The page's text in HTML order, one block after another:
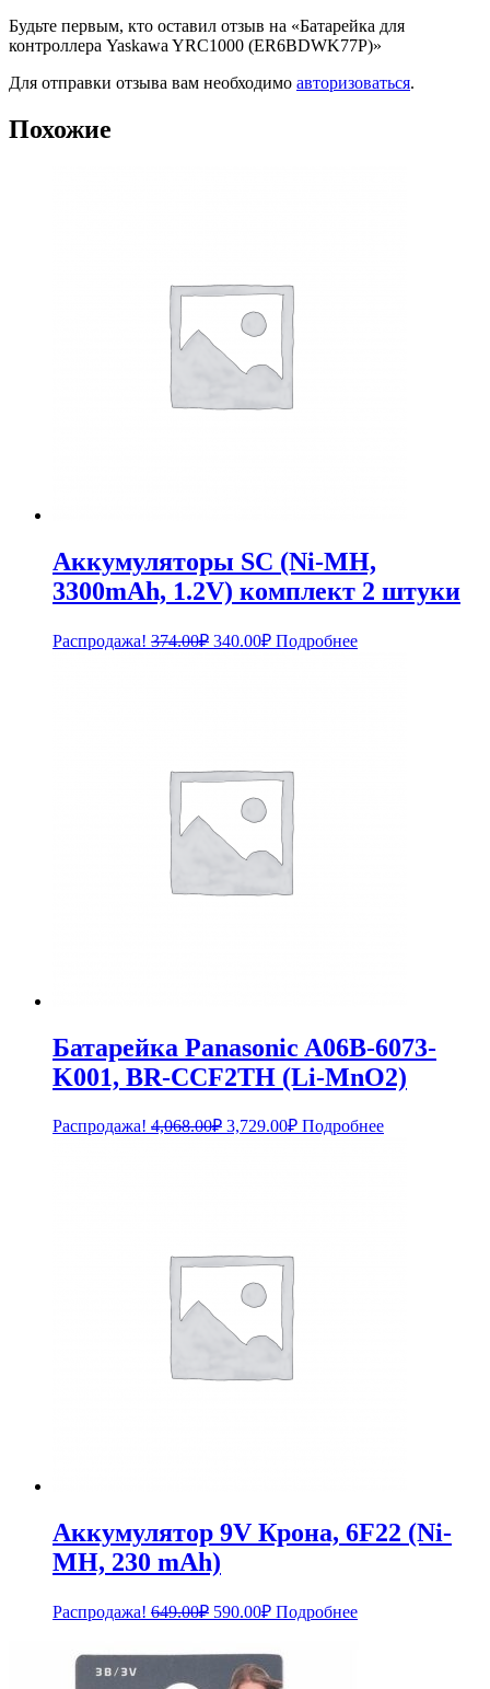
Будьте первым, кто оставил отзыв на «Батарейка для
контроллера Yaskawa YRC1000 (ER6BDWK77P)»
Для отправки отзыва вам необходимо авторизоваться.
Похожие
Аккумуляторы SC (Ni-MH,
3300mAh, 1.2V) комплект 2 штуки
Распродажа! 374.00₽ Первоначальная
340.00₽Текущая
цена:
Подробнее
Батарейка Panasonic A06B-6073-
K001, BR-CCF2TH (Li-MnO2)
Распродажа! 4,068.00₽ Первоначальная
3,729.00₽Текущая
Подробнее
Аккумулятор 9V Крона, 6F22 (Ni-
MH, 230 mAh)
Распродажа! 649.00₽ Первоначальная
649.00₽.
590.00₽Текущая
цена:
590.00₽.
Подробнее